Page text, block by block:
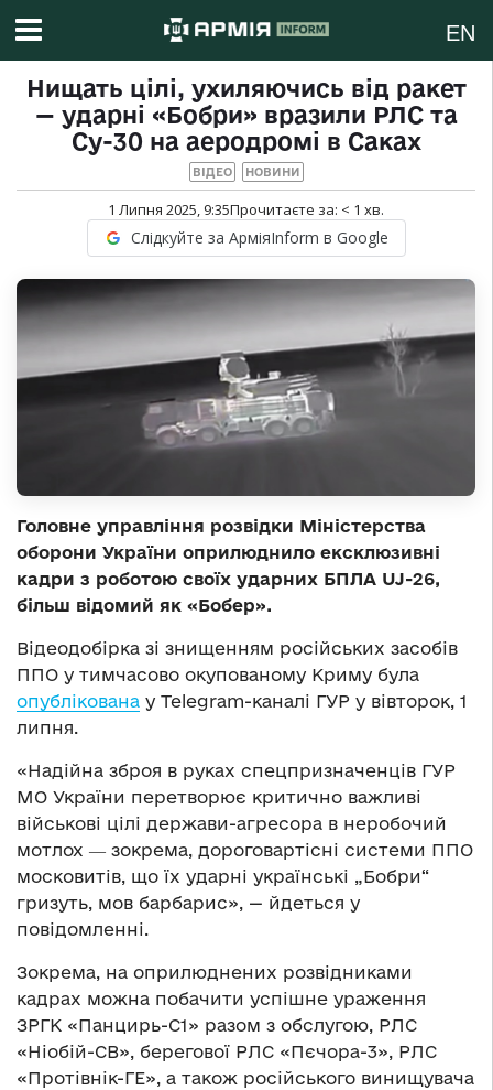
EN
Нищать цілі, ухиляючись від ракет
— ударні «Бобри» вразили РЛС та
Су-30 на аеродромі в Саках
ВІДЕО НОВИНИ
1 Липня 2025, 9:35Прочитаєте за: < 1 хв.
Слідкуйте за АрміяInform в Google
Головне управління розвідки Міністерства
оборони України оприлюднило ексклюзивні
кадри з роботою своїх ударних БПЛА UJ-26,
більш відомий як «Бобер».
Відеодобірка зі знищенням російських засобів
ППО у тимчасово окупованому Криму була
опублікована у Telegram-каналі ГУР у вівторок, 1
липня.
«Надійна зброя в руках спецпризначенців ГУР
МО України перетворює критично важливі
військові цілі держави-агресора в неробочий
мотлох ― зокрема, дороговартісні системи ППО
московитів, що їх ударні українські „Бобри“
гризуть, мов барбарис», — йдеться у
повідомленні.
Зокрема, на оприлюднених розвідниками
кадрах можна побачити успішне ураження
ЗРГК «Панцирь-С1» разом з обслугою, РЛС
«Ніобій-СВ», берегової РЛС «Пєчора-3», РЛС
«Протівнік-ГЕ», а також російського винищувача